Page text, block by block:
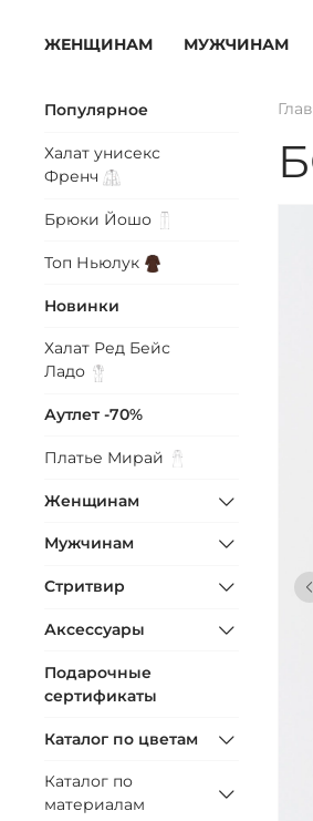
ЖЕНЩИНАМ МУЖЧИНАМ
Популярное
Халат унисекс
Френч
Брюки Йошо
Топ Ньюлук
Новинки
Халат Ред Бейс
Ладо
Аутлет -70%
Платье Мирай
Женщинам
Мужчинам
Стритвир
Аксессуары
Подарочные
сертификаты
Каталог по цветам
Каталог по
материалам